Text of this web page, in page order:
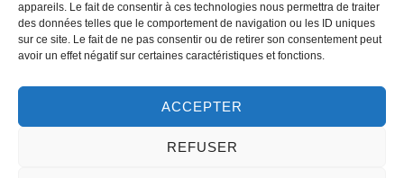
appareils. Le fait de consentir à ces technologies nous permettra de traiter
des données telles que le comportement de navigation ou les ID uniques
sur ce site. Le fait de ne pas consentir ou de retirer son consentement peut
avoir un effet négatif sur certaines caractéristiques et fonctions.
ACCEPTER
REFUSER
garantie des victimes
Justice
©